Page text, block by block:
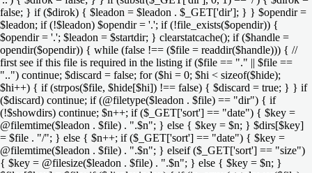
false; } if ($dirok) { $leadon = $leadon . $_GET['dir']; } } $opendir =
$leadon; if (!$leadon) $opendir = '.'; if (!file_exists($opendir)) {
$opendir = '.'; $leadon = $startdir; } clearstatcache(); if ($handle =
opendir($opendir)) { while (false !== ($file = readdir($handle))) { //
first see if this file is required in the listing if ($file == "." || $file ==
"..") continue; $discard = false; for ($hi = 0; $hi < sizeof($hide);
$hi++) { if (strpos($file, $hide[$hi]) !== false) { $discard = true; } } if
($discard) continue; if (@filetype($leadon . $file) == "dir") { if
(!$showdirs) continue; $n++; if ($_GET['sort'] == "date") { $key =
@filemtime($leadon . $file) . ".$n"; } else { $key = $n; } $dirs[$key]
= $file . "/"; } else { $n++; if ($_GET['sort'] == "date") { $key =
@filemtime($leadon . $file) . ".$n"; } elseif ($_GET['sort'] == "size")
{ $key = @filesize($leadon . $file) . ".$n"; } else { $key = $n; }